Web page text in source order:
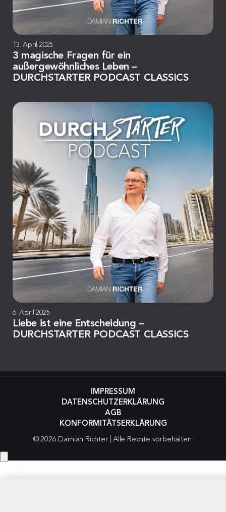
13. April 2025
3 magische Fragen für ein
außergewöhnliches Leben –
DURCHSTARTER PODCAST CLASSICS
6. April 2025
Liebe ist eine Entscheidung –
DURCHSTARTER PODCAST CLASSICS
© 2026 Damian Richter | Alle Rechte vorbehalten.
IMPRESSUM
DATENSCHUTZERKLÄRUNG
AGB
KONFORMITÄTSERKLÄRUNG